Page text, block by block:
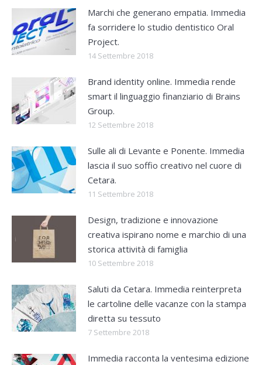
Marchi che generano empatia. Immedia
fa sorridere lo studio dentistico Oral
Project.
14 Settembre 2018
Brand identity online. Immedia rende
smart il linguaggio finanziario di Brains
Group.
12 Settembre 2018
Sulle ali di Levante e Ponente. Immedia
lascia il suo soffio creativo nel cuore di
Cetara.
11 Settembre 2018
Design, tradizione e innovazione
creativa ispirano nome e marchio di una
storica attività di famiglia
10 Settembre 2018
Saluti da Cetara. Immedia reinterpreta
le cartoline delle vacanze con la stampa
diretta su tessuto
7 Settembre 2018
Immedia racconta la ventesima edizione